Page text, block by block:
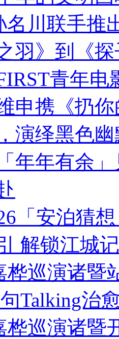
名川联手推
羽》到《
青年电
申携《扔
演绎黑色
年年有余
「安泊猜
解锁江城
桦巡演诸暨
Talking治
桦巡演诸暨